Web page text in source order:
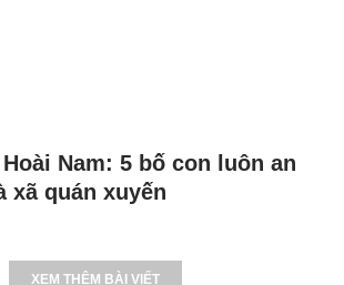
Nam: 5 bố con luôn an
xã quán xuyến
XEM THÊM BÀI VIẾT